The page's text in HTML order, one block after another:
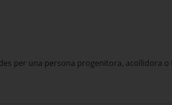
per una persona progenitora, acollidora